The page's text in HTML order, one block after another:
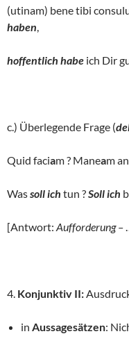
(utinam) bene tibi
haben,
hoffentlich habe ich Dir
c.) Überlegende Frage (
Quid faciam ? Maneam
Wassoll ich tun ?Soll ich
[Antwort: Aufforderung –
4. Konjunktiv II:
in Aussagesätzen: